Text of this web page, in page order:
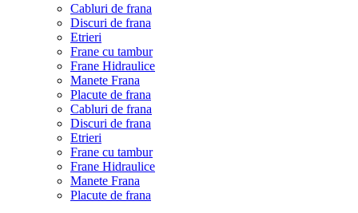
Cabluri de frana
Discuri de frana
Etrieri
Frane cu tambur
Frane Hidraulice
Manete Frana
Placute de frana
Cabluri de frana
Discuri de frana
Etrieri
Frane cu tambur
Frane Hidraulice
Manete Frana
Placute de frana